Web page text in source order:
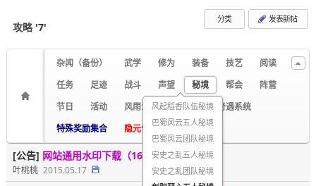
攻略 '7'
分类 发表新帖
杂闻（备份） 武学 修为 装备 技艺
阅读
任务
足迹 战斗 声望 秘境
风起稻香队伍秘境
巴蜀风云五人秘境
巴蜀风云团队秘境
安史之乱五人秘境
安史之乱团队秘境
帮会
阵营
节日
活动 风雨江湖路 家园
奇遇系统
特殊奖励集合
隐元告示 绝版成就
[公告] 网站通用水印下载（16/5/18更新） [1]
叶桃桃 2015.05.17